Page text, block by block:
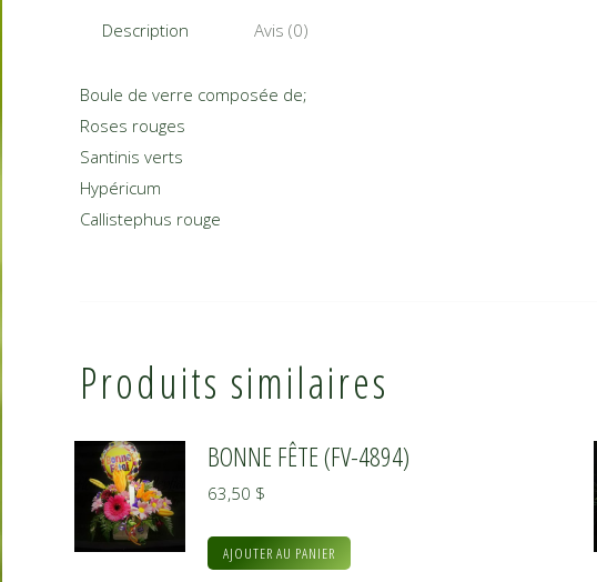
Description Avis (0)
Boule de verre composée de;
Roses rouges
Santinis verts
Hypéricum
Callistephus rouge
Produits similaires
BONNE FÊTE (FV-4894)
63,50 $
AJOUTER AU PANIER